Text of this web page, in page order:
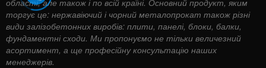
торгує це: нержавіючий і чорний металопрокат також різні
види залізобетонних виробів: плити, панелі, блоки, балки,
фундаментні сходи. Ми пропонуємо не тільки величезний
асортимент, а ще професійну консультацію наших
менеджерів.